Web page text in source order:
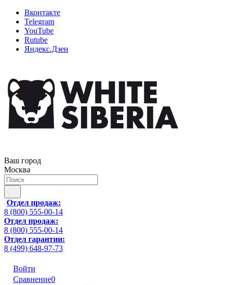
Вконтакте
Telegram
YouTube
Rutube
Яндекс.Дзен
Ваш город
Москва
Отдел продаж:
8 (800) 555-00-14
Отдел продаж:
8 (800) 555-00-14
Отдел гарантии:
8 (499) 648-97-73
Войти
Сравнение0